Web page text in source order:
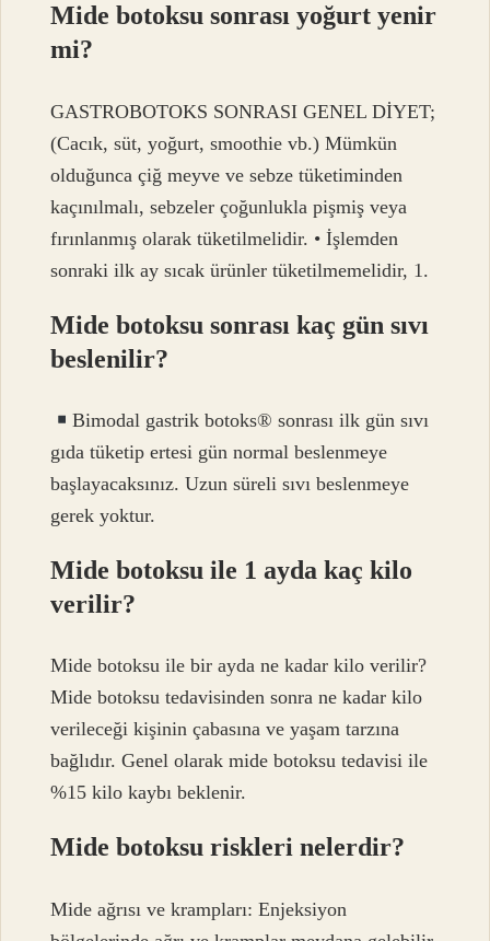
Mide botoksu sonrası yoğurt yenir
mi?
GASTROBOTOKS SONRASI GENEL DİYET;
(Cacık, süt, yoğurt, smoothie vb.) Mümkün
olduğunca çiğ meyve ve sebze tüketiminden
kaçınılmalı, sebzeler çoğunlukla pişmiş veya
fırınlanmış olarak tüketilmelidir. • İşlemden
sonraki ilk ay sıcak ürünler tüketilmemelidir, 1.
Mide botoksu sonrası kaç gün sıvı
beslenilir?
Bimodal gastrik botoks®️ sonrası ilk gün sıvı
gıda tüketip ertesi gün normal beslenmeye
başlayacaksınız. Uzun süreli sıvı beslenmeye
gerek yoktur.
Mide botoksu ile 1 ayda kaç kilo
verilir?
Mide botoksu ile bir ayda ne kadar kilo verilir?
Mide botoksu tedavisinden sonra ne kadar kilo
verileceği kişinin çabasına ve yaşam tarzına
bağlıdır. Genel olarak mide botoksu tedavisi ile
%15 kilo kaybı beklenir.
Mide botoksu riskleri nelerdir?
Mide ağrısı ve krampları: Enjeksiyon